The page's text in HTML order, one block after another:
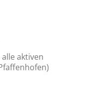
aktiven